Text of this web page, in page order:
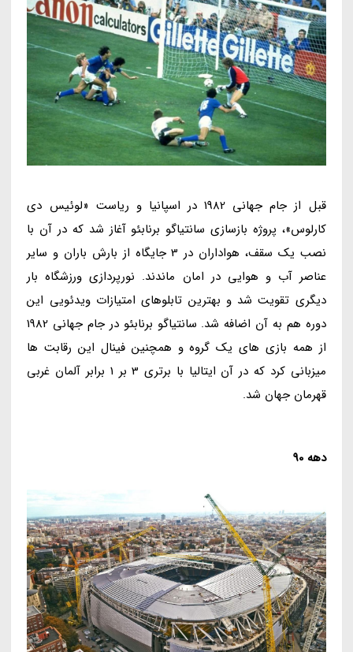
قبل از جام جهانی 1982 در اسپانیا و ریاست «لوئیس دی
کارلوس»، پروژه بازسازی سانتیاگو برنابئو آغاز شد که در آن با
نصب یک سقف، هواداران در 3 جایگاه از بارش باران و سایر
عناصر آب و هوایی در امان ماندند. نورپردازی ورزشگاه بار
دیگری تقویت شد و بهترین تابلوهای امتیازات ویدئویی این
دوره هم به آن اضافه شد. سانتیاگو برنابئو در جام جهانی 1982
از همه بازی های یک گروه و همچنین فینال این رقابت ها
میزبانی کرد که در آن ایتالیا با برتری 3 بر 1 برابر آلمان غربی
قهرمان جهان شد.
دهه 90